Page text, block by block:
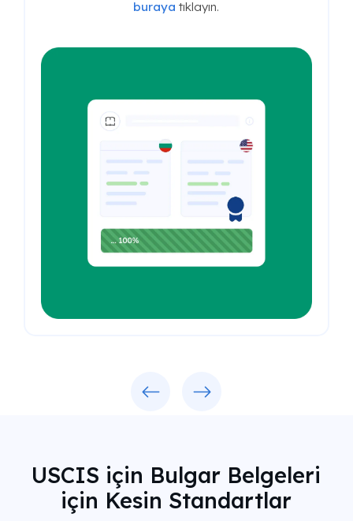
buraya tıklayın.
USCIS için Bulgar Belgeleri
için Kesin Standartlar